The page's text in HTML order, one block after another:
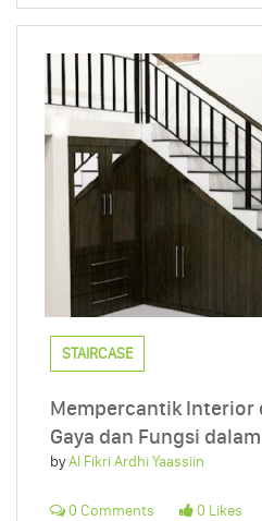
STAIRCASE
Mempercantik Interior
Gaya dan Fungsi
byAl Fikri Ardhi Yaassiin
0 Comments 0 Likes